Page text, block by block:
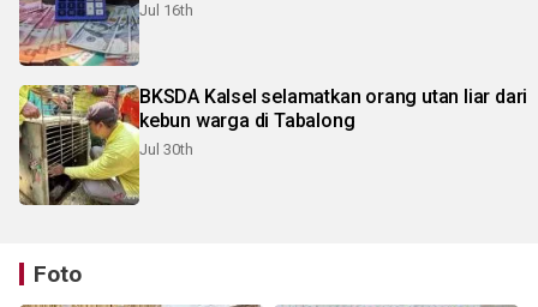
Jul 16th
BKSDA Kalsel selamatkan orang utan liar dari
kebun warga di Tabalong
Jul 30th
Foto